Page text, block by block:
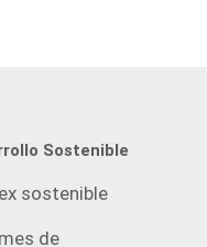
Sostenible
sostenible
de